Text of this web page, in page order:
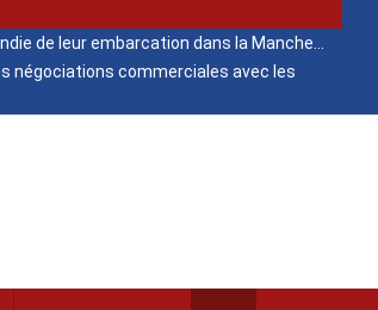
de leur embarcation dans la Manche
négociations commerciales avec les